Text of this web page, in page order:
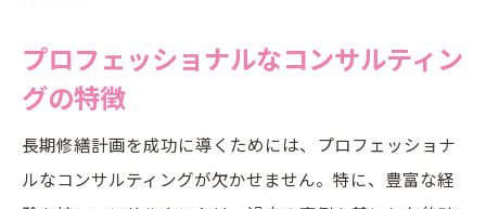
プロフェッショナルなコンサルティン
グの特徴
長期修繕計画を成功に導くためには、プロフェッショナ
ルなコンサルティングが欠かせません。特に、豊富な経